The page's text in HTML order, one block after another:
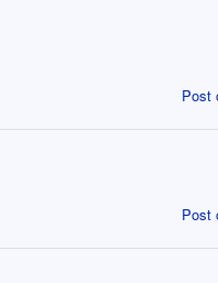
Post
Post